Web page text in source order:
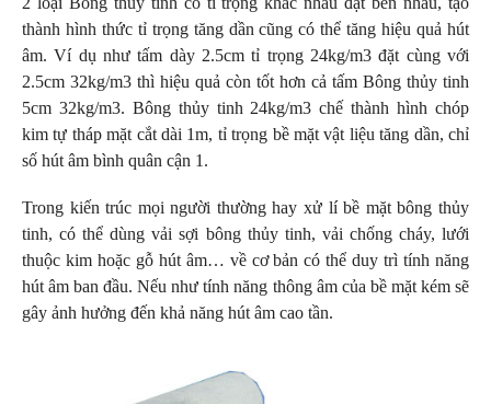
thành hình thức tỉ trọng tăng dần cũng có thể tăng hiệu quả hút
âm. Ví dụ như tấm dày 2.5cm tỉ trọng 24kg/m3 đặt cùng với
2.5cm 32kg/m3 thì hiệu quả còn tốt hơn cả tấm Bông thủy tinh
5cm 32kg/m3. Bông thủy tinh 24kg/m3 chế thành hình chóp
kim tự tháp mặt cắt dài 1m, tỉ trọng bề mặt vật liệu tăng dần, chỉ
số hút âm bình quân cận 1.
Trong kiến trúc mọi người thường hay xử lí bề mặt bông thủy
tinh, có thể dùng vải sợi bông thủy tinh, vải chống cháy, lưới
thuộc kim hoặc gỗ hút âm… về cơ bản có thể duy trì tính năng
hút âm ban đầu. Nếu như tính năng thông âm của bề mặt kém sẽ
gây ảnh hưởng đến khả năng hút âm cao tần.